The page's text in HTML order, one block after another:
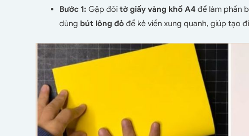
Bước 1: Gập đôi tờ giấy vàng khổ A4 để làm phần
dùng bút lông đỏ để kẻ viền xung quanh, giúp tạo